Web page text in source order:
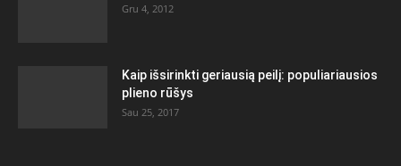
Gru 4, 2012
Kaip išsirinkti geriausią peilį: populiariausios
plieno rūšys
Sau 25, 2017